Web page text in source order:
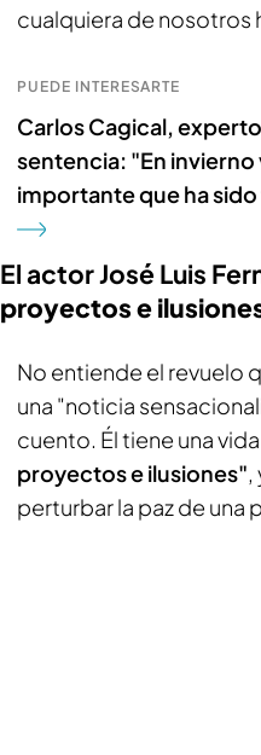
cualquiera de nosotros
PUEDE INTERESARTE
Carlos Cagical,
sentencia: "En invierno
importante que ha
El actor José Luis
proyectos e
No entiende el revuelo
una "noticia
cuento. Él tiene una
proyectos e ilusiones",
perturbar la paz de una